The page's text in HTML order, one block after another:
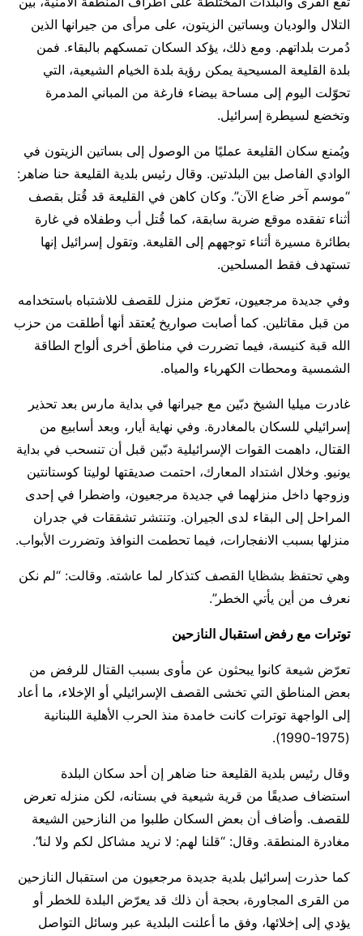
التلال والوديان وبساتين الزيتون، على مرأى من جيرانها الذين
دُمرت بلداتهم. ومع ذلك، يؤكد السكان تمسكهم بالبقاء. فمن
بلدة القليعة المسيحية يمكن رؤية بلدة الخيام الشيعية، التي
تحوّلت اليوم إلى مساحة بيضاء فارغة من المباني المدمرة
وتخضع لسيطرة إسرائيل.
ويُمنع سكان القليعة عمليًا من الوصول إلى بساتين الزيتون في
الوادي الفاصل بين البلدتين. وقال رئيس بلدية القليعة حنا ضاهر:
“موسم آخر ضاع الآن”. وكان كاهن في القليعة قد قُتل بقصف
أثناء تفقده موقع ضربة سابقة، كما قُتل أب وطفلاه في غارة
بطائرة مسيرة أثناء توجههم إلى القليعة. وتقول إسرائيل إنها
تستهدف فقط المسلحين.
وفي جديدة مرجعيون، تعرّض منزل للقصف للاشتباه باستخدامه
من قبل مقاتلين. كما أصابت صواريخ يُعتقد أنها أطلقت من حزب
الله قبة كنيسة، فيما تضررت في مناطق أخرى ألواح الطاقة
الشمسية ومحطات الكهرباء والمياه.
غادرت ميليا الشيخ دبّين مع جيرانها في بداية مارس بعد تحذير
إسرائيلي للسكان بالمغادرة. وفي نهاية أيار، وبعد أسابيع من
القتال، داهمت القوات الإسرائيلية دبّين قبل أن تنسحب في بداية
يونيو. وخلال اشتداد المعارك، احتمت صديقتها لوليتا كوستانتين
وزوجها داخل منزلهما في جديدة مرجعيون، واضطرا في إحدى
المراحل إلى البقاء لدى الجيران. وتنتشر تشققات في جدران
منزلها بسبب الانفجارات، فيما تحطمت النوافذ وتضررت الأبواب.
وهي تحتفظ بشظايا القصف كتذكار لما عاشته. وقالت: “لم نكن
نعرف من أين يأتي الخطر”.
توترات مع رفض استقبال النازحين
تعرّض شيعة كانوا يبحثون عن مأوى بسبب القتال للرفض من
بعض المناطق التي تخشى القصف الإسرائيلي أو الإخلاء، ما أعاد
إلى الواجهة توترات كانت خامدة منذ الحرب الأهلية اللبنانية
(1975-1990).
وقال رئيس بلدية القليعة حنا ضاهر إن أحد سكان البلدة
استضاف صديقًا من قرية شيعية في بستانه، لكن منزله تعرض
للقصف. وأضاف أن بعض السكان طلبوا من النازحين الشيعة
مغادرة المنطقة. وقال: “قلنا لهم: لا نريد مشاكل لكم ولا لنا”.
كما حذرت إسرائيل بلدية جديدة مرجعيون من استقبال النازحين
من القرى المجاورة، بحجة أن ذلك قد يعرّض البلدة للخطر أو
يؤدي إلى إخلائها، وفق ما أعلنت البلدية عبر وسائل التواصل